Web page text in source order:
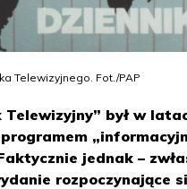
Telewizyjnego. Fot./PAP
Telewizyjny” był w
programem
jednak –
rozpoczynające